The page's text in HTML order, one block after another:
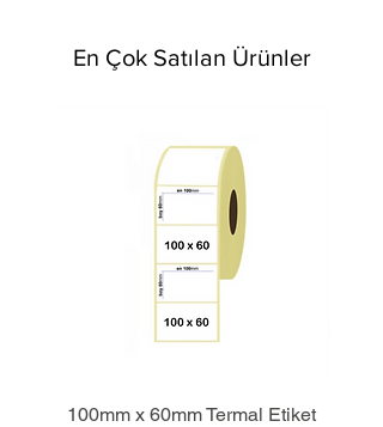
En Çok Satılan Ürünler
100mm x 60mm Termal Etiket